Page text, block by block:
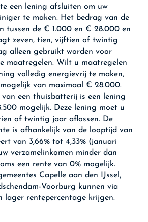
een lening afsluiten om uw
te maken. Het bedrag van de
tussen de € 1.000 en € 28.000 en
zeven, tien, vijftien of twintig
alleen gebruikt worden voor
maatregelen. Wilt u maatregelen
volledig energievrij te maken,
van maximaal € 28.000.
van een thuisbatterij is een lening
mogelijk. Deze lening moet u
of twintig jaar aflossen. De
is afhankelijk van de looptijd van
van 3,66% tot 4,33% (januari
verzamelinkomen minder dan
een rente van 0% mogelijk.
Capelle aan den IJssel,
Voorburg kunnen via
lager rentepercentage krijgen.